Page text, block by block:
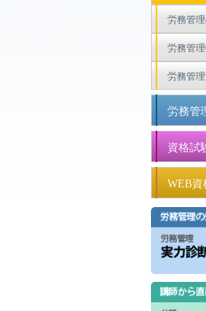
労務管
労務管
労務管
労務管
資格試
WEB資